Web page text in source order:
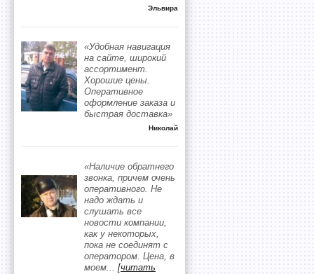
Эльвира
«Удобная навигация
на сайте, широкий
ассортимент.
Хорошие цены.
Оперативное
оформление заказа и
быстрая доставка»
Николай
«Наличие обратнего
звонка, причем очень
оперативного. Не
надо ждать и
слушать все
новости компании,
как у некоторых,
пока не соединят с
оператором. Цена, в
моем... [читать